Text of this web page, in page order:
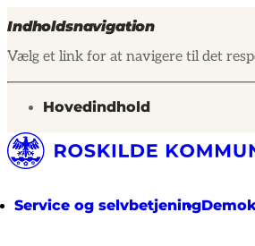
Indholdsnavigation
Vælg et link for at navigere til det
gå til
Hovedindhold
Service og selvbetjening